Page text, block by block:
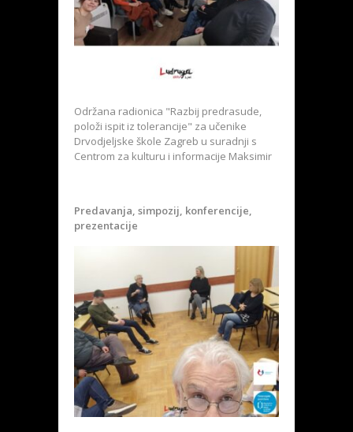
Održana radionica "Razbij predrasude,
položi ispit iz tolerancije" za učenike
Drvodjeljske škole Zagreb u suradnji s
Centrom za kulturu i informacije Maksimir
Predavanja, simpozij, konferencije,
prezentacije